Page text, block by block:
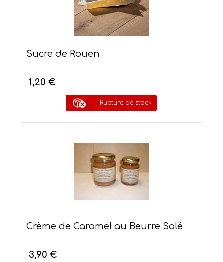
Sucre de Rouen
1,20 €
Rupture de stock
Crème de Caramel au Beurre Salé
3,90 €